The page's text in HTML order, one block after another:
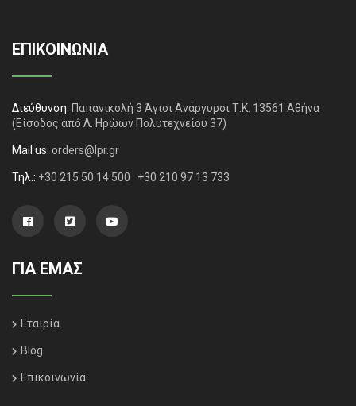
ΕΠΙΚΟΙΝΩΝΙΑ
Διεύθυνση: Παπανικολή 3 Άγιοι Ανάργυροι Τ.Κ. 13561 Αθήνα
(Είσοδος από Λ. Ηρώων Πολυτεχνείου 37)
Mail us: orders@lpr.gr
Τηλ.: +30 215 50 14 500 +30 210 97 13 733
ΓΙΑ ΕΜΑΣ
Εταιρία
Blog
Επικοινωνία